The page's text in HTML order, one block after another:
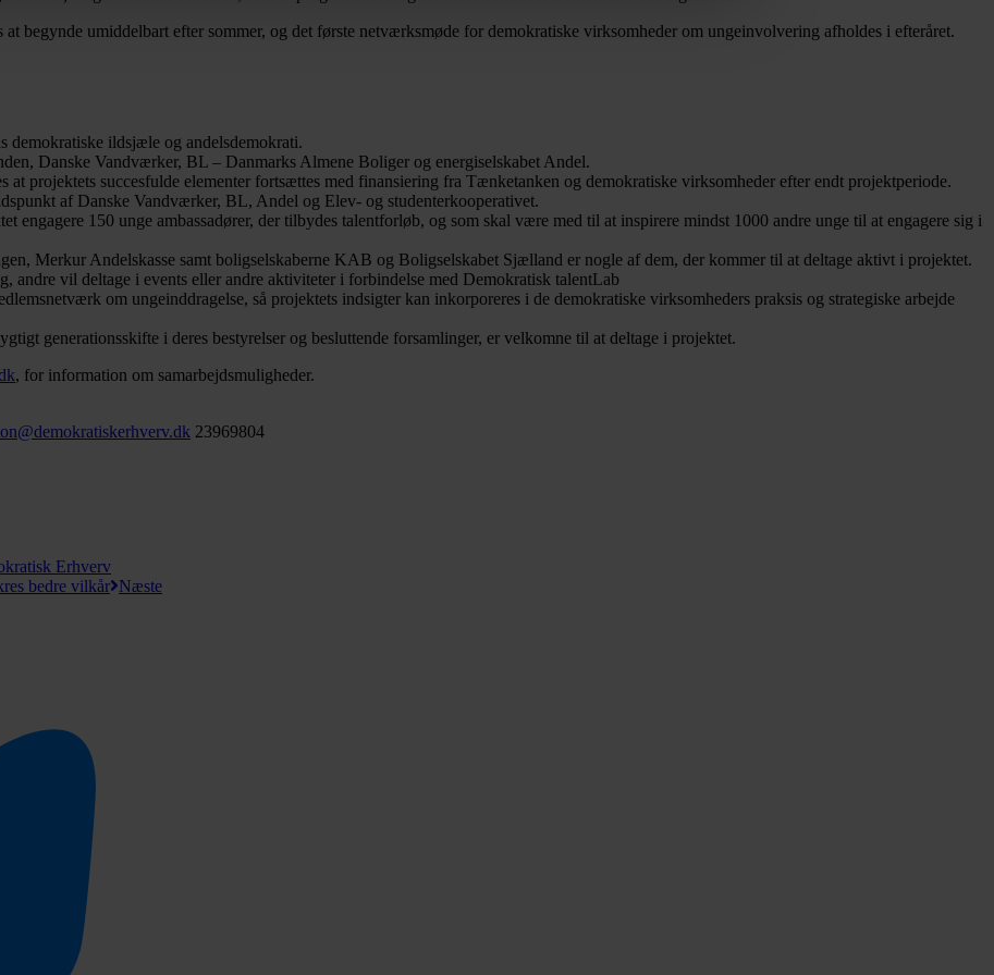
begynde umiddelbart efter sommer, og det første netværksmøde for demokratiske virksomheder om ungeinvolvering afholdes i efteråret.
demokratiske ildsjæle og andelsdemokrati.
Danske Vandværker, BL – Danmarks Almene Boliger og energiselskabet Andel.
projektets succesfulde elementer fortsættes med finansiering fra Tænketanken og demokratiske virksomheder efter endt projektperiode.
af Danske Vandværker, BL, Andel og Elev- og studenterkooperativet.
engagere 150 unge ambassadører, der tilbydes talentforløb, og som skal være med til at inspirere mindst 1000 andre unge til at engagere sig i
Merkur Andelskasse samt boligselskaberne KAB og Boligselskabet Sjælland er nogle af dem, der kommer til at deltage aktivt i projektet.
andre vil deltage i events eller andre aktiviteter i forbindelse med Demokratisk talentLab
om ungeinddragelse, så projektets indsigter kan inkorporeres i de demokratiske virksomheders praksis og strategiske arbejde
generationsskifte i deres bestyrelser og besluttende forsamlinger, er velkomne til at deltage i projektet.
, for information om samarbejdsmuligheder.
23969804
Erhverv
bedre vilkår Næste